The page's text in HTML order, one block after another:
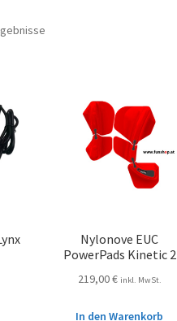
Nylonove EUC
PowerPads Kinetic 2
219,00€ inkl. MwSt.
In den Warenkorb